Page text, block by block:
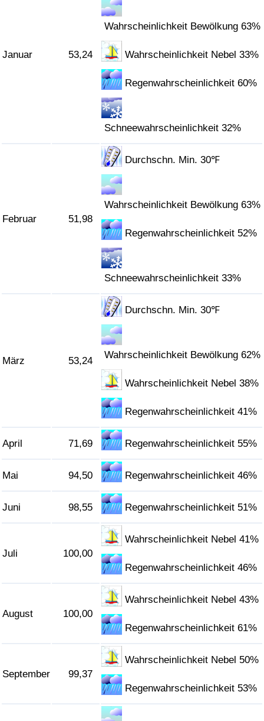
Januar 53,24
Wahrscheinlichkeit Bewölkung 63%
Wahrscheinlichkeit Nebel 33%
Regenwahrscheinlichkeit 60%
Schneewahrscheinlichkeit 32%
Februar 51,98
Durchschn. Min. 30℉
Wahrscheinlichkeit Bewölkung 63%
Regenwahrscheinlichkeit 52%
Schneewahrscheinlichkeit 33%
März 53,24
Durchschn. Min. 30℉
Wahrscheinlichkeit Bewölkung 62%
Wahrscheinlichkeit Nebel 38%
Regenwahrscheinlichkeit 41%
April 71,69 Regenwahrscheinlichkeit 55%
Mai 94,50 Regenwahrscheinlichkeit 46%
Juni 98,55 Regenwahrscheinlichkeit 51%
Juli 100,00
Wahrscheinlichkeit Nebel 41%
Regenwahrscheinlichkeit 46%
August 100,00
Wahrscheinlichkeit Nebel 43%
Regenwahrscheinlichkeit 61%
September 99,37
Wahrscheinlichkeit Nebel 50%
Regenwahrscheinlichkeit 53%
Umweltverschmutzungs-Index (aktuell)
Verschmutzungsindex
Umweltverschmutzungs-Index nach Land
Verkehrs-Index (aktuell)
Verkehrs-Index nach Land